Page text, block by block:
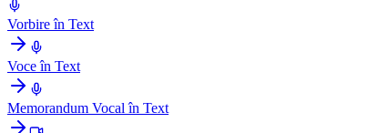
Vorbire în Text
Voce în Text
Memorandum Vocal în Text